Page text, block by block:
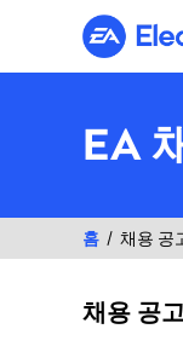
EA
홈 채용 공
채용 공